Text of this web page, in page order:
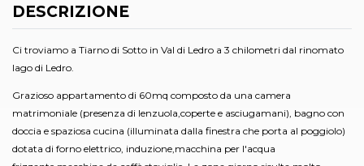
DESCRIZIONE
Ci troviamo a Tiarno di Sotto in Val di Ledro a 3 chilometri dal rinomato
lago di Ledro.
Grazioso appartamento di 60mq composto da una camera
matrimoniale (presenza di lenzuola,coperte e asciugamani), bagno con
doccia e spaziosa cucina (illuminata dalla finestra che porta al poggiolo)
dotata di forno elettrico, induzione,macchina per l'acqua